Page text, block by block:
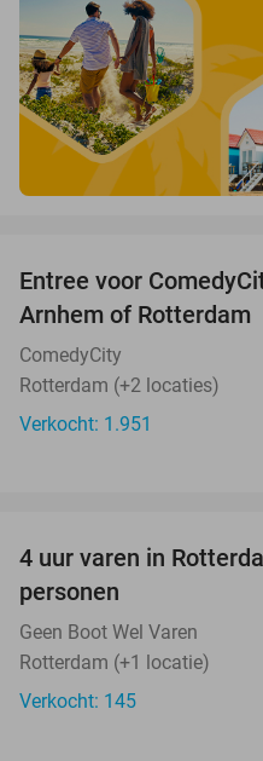
Entree voor
Arnhem of Rotterdam
ComedyCity
Rotterdam (+2 locaties)
Verkocht: 1.951
4 uur varen in
personen
Geen Boot Wel Varen
Rotterdam (+1 locatie)
Verkocht: 145